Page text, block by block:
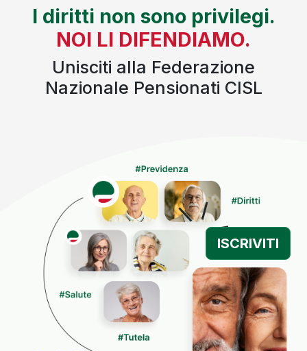
I diritti non sono privilegi.
NOI LI DIFENDIAMO.
Unisciti alla Federazione
Nazionale Pensionati CISL
ISCRIVITI